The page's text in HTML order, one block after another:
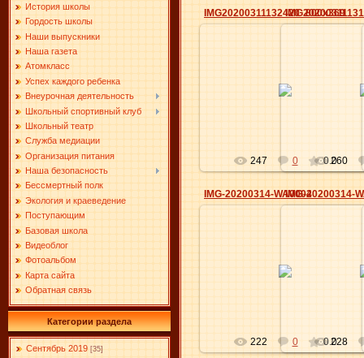
История школы
Гордость школы
Наши выпускники
Наша газета
Атомкласс
Успех каждого ребенка
Внеурочная деятельность
Школьный спортивный клуб
Школьный театр
Служба медиации
Организация питания
Наша безопасность
Бессмертный полк
Экология и краеведение
Поступающим
Базовая школа
Видеоблог
Фотоальбом
Карта сайта
Обратная связь
Категории раздела
Сентябрь 2019 [35]
IMG20200311132420_800x369
247 0 0.0260
IMG-20200314-WA0004
222 0 0.0
IMG-20200314-
228